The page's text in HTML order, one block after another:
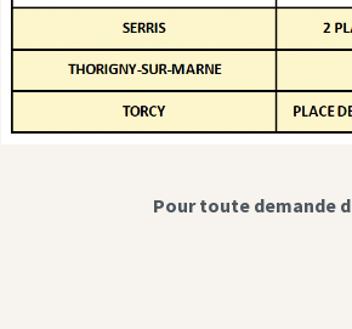
Pour toute demande